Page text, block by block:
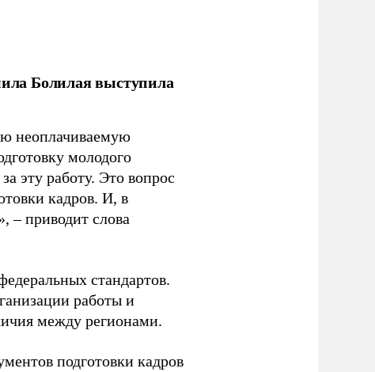
Болилая выступила
неоплачиваемую
молодого
эту работу. Это вопрос
кадров. И, в
– приводит слова
стандартов.
работы и
между регионами.
подготовки кадров